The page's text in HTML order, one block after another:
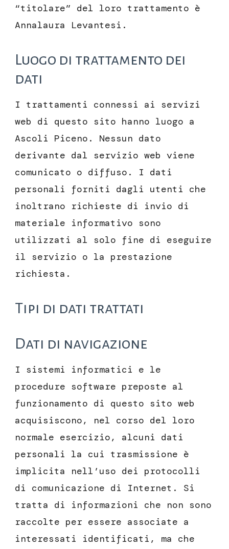
“titolare” del loro trattamento è
Annalaura Levantesi.
Luogo di trattamento dei
dati
I trattamenti connessi ai servizi
web di questo sito hanno luogo a
Ascoli Piceno. Nessun dato
derivante dal servizio web viene
comunicato o diffuso. I dati
personali forniti dagli utenti che
inoltrano richieste di invio di
materiale informativo sono
utilizzati al solo fine di eseguire
il servizio o la prestazione
richiesta.
Tipi di dati trattati
Dati di navigazione
I sistemi informatici e le
procedure software preposte al
funzionamento di questo sito web
acquisiscono, nel corso del loro
normale esercizio, alcuni dati
personali la cui trasmissione è
implicita nell’uso dei protocolli
di comunicazione di Internet. Si
tratta di informazioni che non sono
raccolte per essere associate a
interessati identificati, ma che